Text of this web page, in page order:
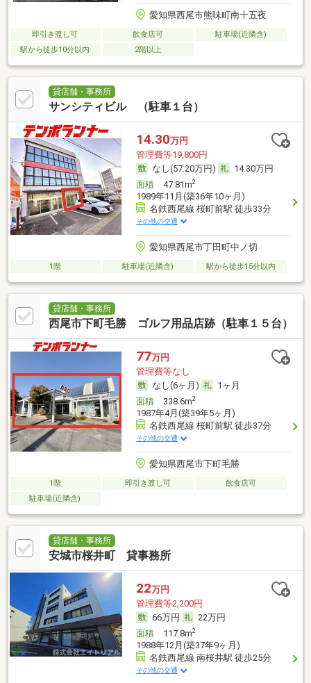
愛知県西尾市熊味町南十五夜
即引き渡し可 飲食店可
駐車場(近隣含)
駅から徒歩10分以内
2階以上
貸店舗・事務所
サンシティビル （駐車１台）
14.30万円
管理費等19,800円
なし(57.20万円)
14.30万円
面積47.81m2
1989年11月(築36年10ヶ月)
名鉄西尾線 桜町前駅 徒歩33分
その他の交通
愛知県西尾市丁田町中ノ切
1階 駐車場(近隣含) 駅から徒歩15分以内
貸店舗・事務所
西尾市下町毛勝 ゴルフ用品店跡（駐車１５台）
77万円
管理費等なし
なし(6ヶ月)
1ヶ月
面積338.6m2
1987年4月(築39年5ヶ月)
名鉄西尾線 桜町前駅 徒歩37分
その他の交通
愛知県西尾市下町毛勝
1階 即引き渡し可
飲食店可
駐車場(近隣含)
貸店舗・事務所
安城市桜井町 貸事務所
22万円
管理費等2,200円
66万円
22万円
面積117.8m2
1988年12月(築37年9ヶ月)
名鉄西尾線 南桜井駅 徒歩25分
その他の交通